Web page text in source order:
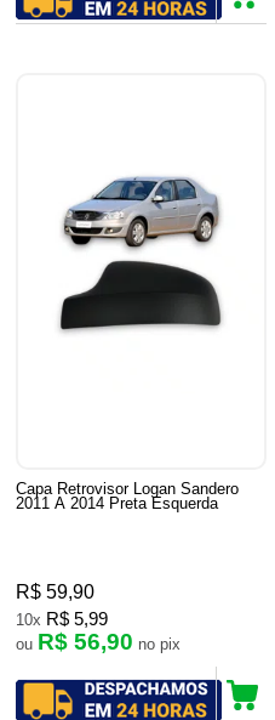
Capa Retrovisor Logan Sandero
2011 A 2014 Preta Esquerda
R$ 59,90
10x R$ 5,99
ou R$ 56,90 no pix